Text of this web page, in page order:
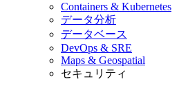
Containers & Kubernetes
データ分析
データベース
DevOps & SRE
Maps & Geospatial
セキュリティ